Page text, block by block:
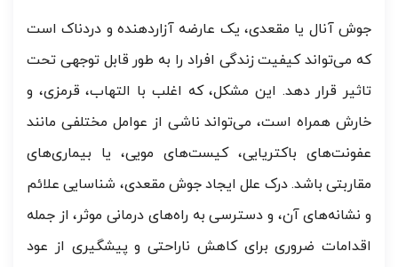
جوش آنال یا مقعدی، یک عارضه آزاردهنده و دردناک است
که می‌تواند کیفیت زندگی افراد را به طور قابل توجهی تحت
تاثیر قرار دهد. این مشکل، که اغلب با التهاب، قرمزی، و
خارش همراه است، می‌تواند ناشی از عوامل مختلفی مانند
عفونت‌های باکتریایی، کیست‌های مویی، یا بیماری‌های
مقاربتی باشد. درک علل ایجاد جوش مقعدی، شناسایی علائم
و نشانه‌های آن، و دسترسی به راه‌های درمانی موثر، از جمله
اقدامات ضروری برای کاهش ناراحتی و پیشگیری از عود